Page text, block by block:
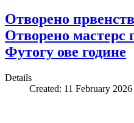
Отворено
Отворено мастерс
Футогу ове године
Details
Created: 11 February 2026